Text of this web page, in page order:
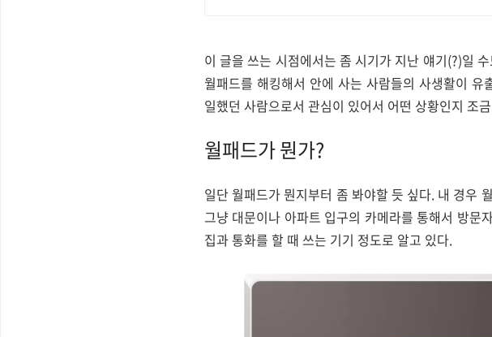
이 글을 쓰는 시점에서는 좀 시기가 지난 얘기(?)일
월패드를 해킹해서 안에 사는 사람들의 사생활이
일했던 사람으로서 관심이 있어서 어떤 상황인지 조
월패드가 뭔가?
일단 월패드가 뭔지부터 좀 봐야할 듯 싶다. 내 경우
그냥 대문이나 아파트 입구의 카메라를 통해서 방문
집과 통화를 할 때 쓰는 기기 정도로 알고 있다.